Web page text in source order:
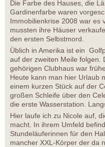
Die Farbe des Hauses, die
Gardinenfarbe waren
Immobilienkrise 2008 war es
mussten ihre Häuser
den ersten Selbstmord.
Üblich in Amerika ist ein
auf der zweiten Meile folgen.
gehörigen Clubhaus war
Heute kann man hier Urlaub
einem kurzen Stück auf der
großen Schleife über den
die erste Wasserstation.
Hier laufe ich zu Nicole auf,
macht. In ihrem Umfeld
Stundeläuferinnen für den
mancher XXL-Körper der da